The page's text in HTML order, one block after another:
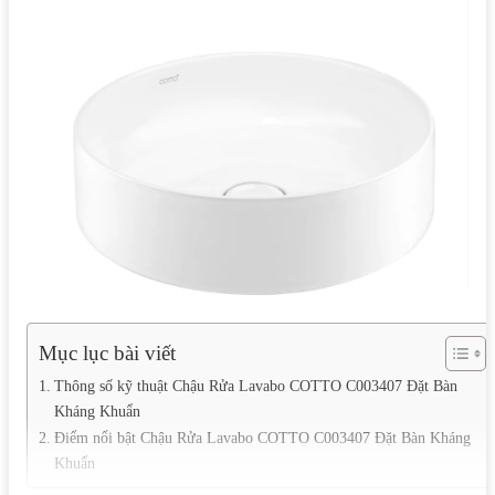
Mục lục bài viết
Thông số kỹ thuật Chậu Rửa Lavabo COTTO C003407 Đặt Bàn
Kháng Khuẩn
Điểm nổi bật Chậu Rửa Lavabo COTTO C003407 Đặt Bàn Kháng
Khuẩn